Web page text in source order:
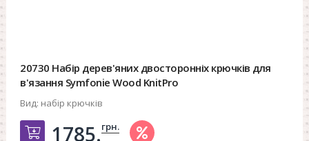
20730 Набір дерев'яних двосторонніх крючків для
в'язання Symfonie Wood KnitPro
Вид: набір крючків
Добавить в корзину
1785.грн.